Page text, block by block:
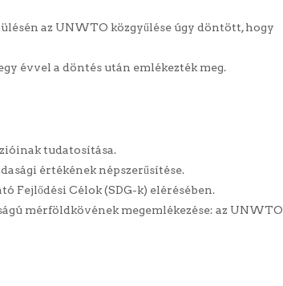
az UNWTO közgyűlése úgy döntött, hogy
évvel a döntés után emlékezték meg.
tudatosítása.
értékének népszerűsítése.
Fejlődési Célok (SDG-k) elérésében.
mérföldkövének megemlékezése: az UNWTO